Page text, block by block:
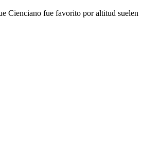
Cienciano fue favorito por altitud suelen